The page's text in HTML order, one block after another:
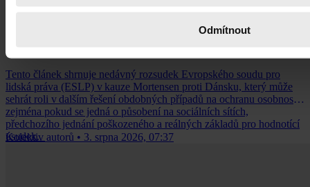
Odmítnout
Kdy je možné sáhnout po jinak
Tento článek shrnuje nedávný rozsudek Evropského soudu pro
lidská práva (ESLP) v kauze Mortensen proti Dánsku, který může
sehrát roli v dalším řešení obdobných případů na ochranu osobnosti,
zejména pokud se jedná o působení na sociálních sítích,
předchozího jednání poškozeného a reálných základů pro hodnotící
úsudek.
Kolektiv autorů • 3. srpna 2026, 07:37